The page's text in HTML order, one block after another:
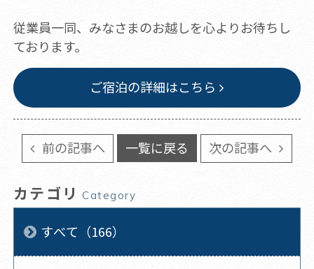
従業員一同、みなさまのお越しを心よりお待ちし
ております。
ご宿泊の詳細はこちら
前の記事へ 一覧に戻る 次の記事へ
カテゴリ Category
すべて（166）